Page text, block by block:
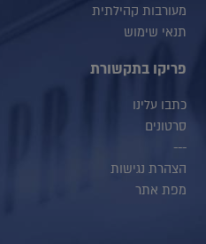
מעורבות קהילתית
תנאי שימוש
פריקו בתקשורת
כתבו עלינו
סרטונים
---
הצהרת נגישות
מפת אתר